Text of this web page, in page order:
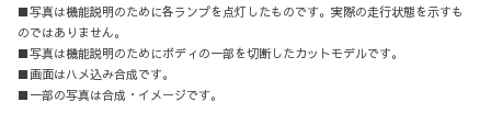
■写真は機能説明のために各ランプを点灯したものです。実際の走行状態を示すも
のではありません。
■写真は機能説明のためにボディの一部を切断したカットモデルです。
■画面はハメ込み合成です。
■一部の写真は合成・イメージです。